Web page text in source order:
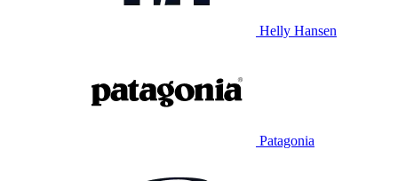
Helly Hansen
Patagonia